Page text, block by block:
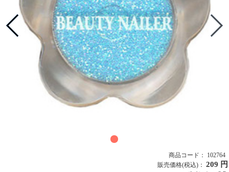
商品コード： 102764
販売価格(税込)： 209 円